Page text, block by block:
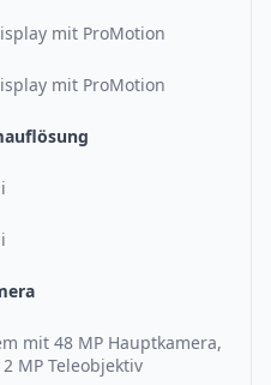
mit ProMotion
mit ProMotion
mit 48 MP Hauptkamera,
MP Teleobjektiv